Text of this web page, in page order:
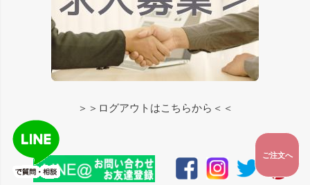
＞＞ログアウトはこちらから＜＜
ご注文へ